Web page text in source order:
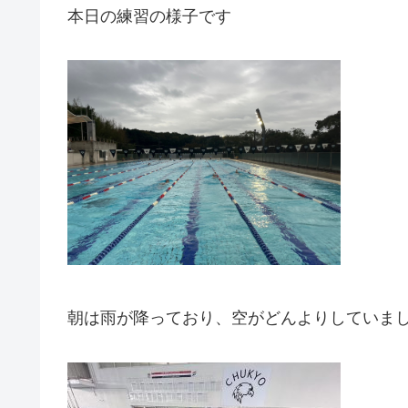
本日の練習の様子です
朝は雨が降っており、空がどんよりしていま